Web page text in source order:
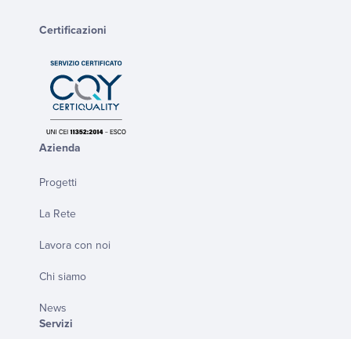
Certificazioni
Azienda
Progetti
La Rete
Lavora con noi
Chi siamo
News
Servizi